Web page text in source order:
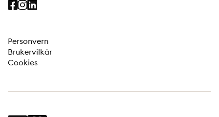
Personvern
Brukervilkår
Cookies